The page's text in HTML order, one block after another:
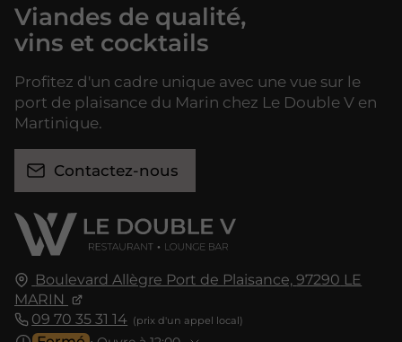
Boulevard Allègre Port de Plaisance, 97290 LE
MARIN
09 70 35 31 14
Viandes de qualité,
vins et cocktails
Profitez d'un cadre unique avec une vue sur le
port de plaisance du Marin chez Le Double V en
Martinique.
Contactez-nous